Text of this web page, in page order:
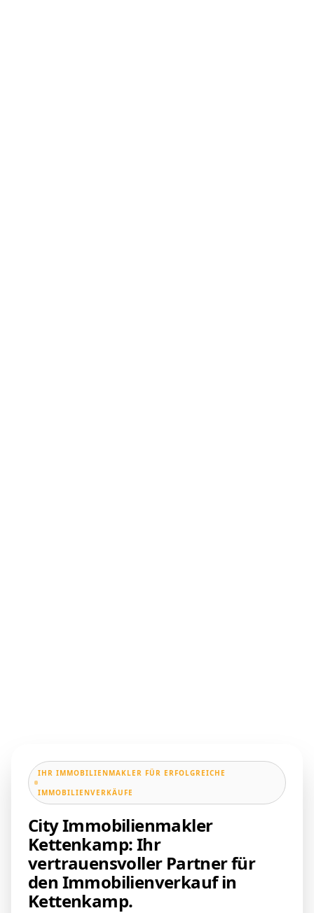
IHR IMMOBILIENMAKLER FÜR ERFOLGREICHE
IMMOBILIENVERKÄUFE
City Immobilienmakler
Kettenkamp: Ihr
vertrauensvoller Partner für
den Immobilienverkauf in
Kettenkamp.